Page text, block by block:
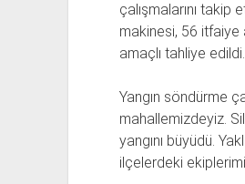
çalışmalarını
makinesi, 56 itfaiye
amaçlı tahliye edildi.
Yangın söndürme
mahallemizdeyiz.
yangını büyüdü.
ilçelerdeki